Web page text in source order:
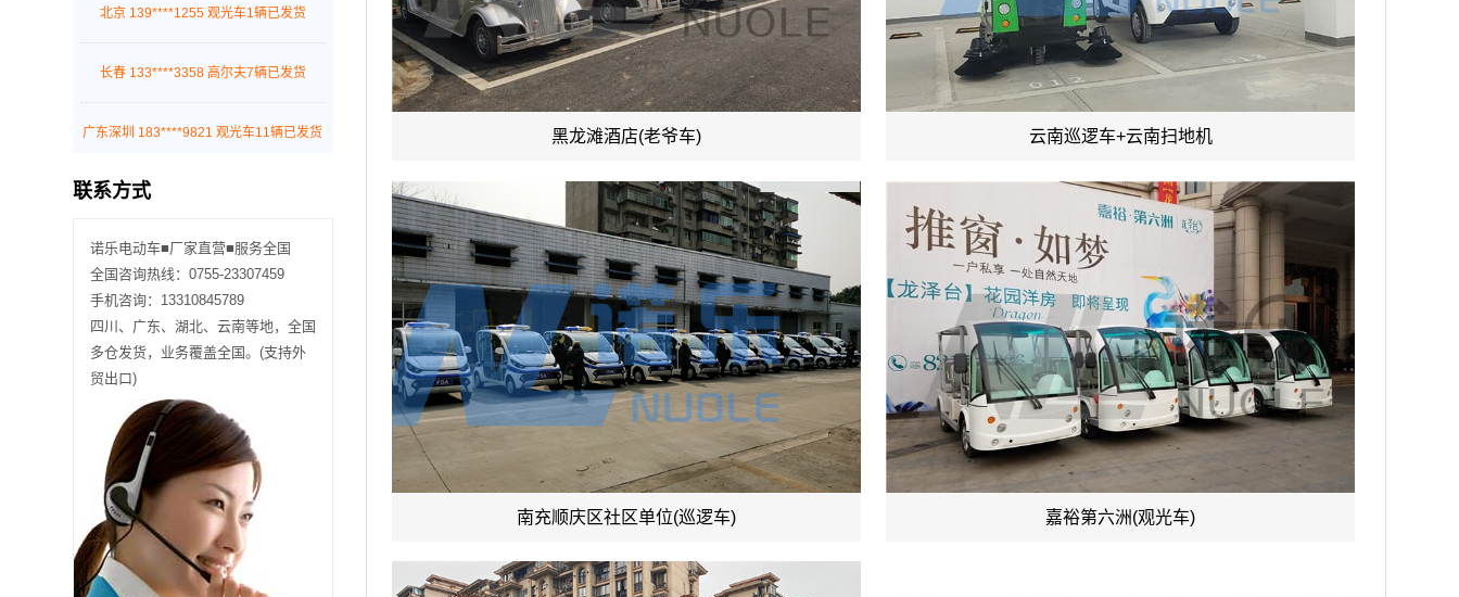
北京 139****1255 观光车1辆已发货
长春 133****3358 高尔夫7辆已发货
广东深圳 183****9821 观光车11辆已发货
贵阳 131****3578 巡逻车4辆已发货
广东深圳 177****1245 巡逻车12辆已发货
广东深圳 187****7882 消防车2辆已发货
广东深圳 155****2004 巡逻车10辆已发货
广东深圳 188****7888 观光车2辆已发货
广东深圳 137****2788 巡逻车7辆已发货
联系方式
诺乐电动车■厂家直营■服务全国
全国咨询热线：0755-23307459
手机咨询：13310845789
四川、广东、湖北、云南等地，全国
多仓发货，业务覆盖全国。(支持外
贸出口)
黑龙滩酒店(老爷车) 云南巡逻车+云南扫地机
南充顺庆区社区单位(巡逻车) 嘉裕第六洲(观光车)